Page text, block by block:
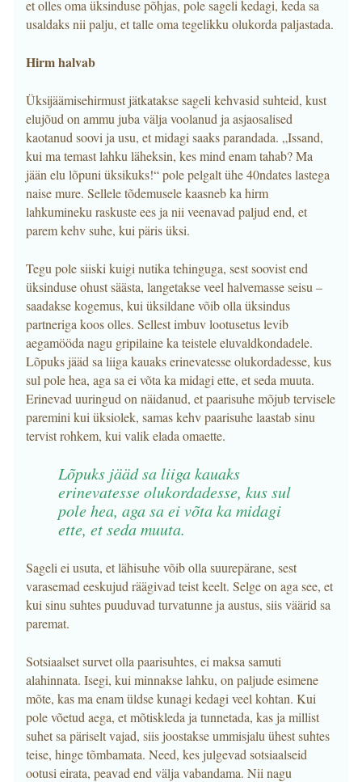
et olles oma üksinduse põhjas, pole sageli kedagi, keda sa
usaldaks nii palju, et talle oma tegelikku olukorda paljastada.
Hirm halvab
Üksijäämisehirmust jätkatakse sageli kehvasid suhteid, kust
elujõud on ammu juba välja voolanud ja asjaosalised
kaotanud soovi ja usu, et midagi saaks parandada. „Issand,
kui ma temast lahku läheksin, kes mind enam tahab? Ma
jään elu lõpuni üksikuks!“ pole pelgalt ühe 40ndates lastega
naise mure. Sellele tõdemusele kaasneb ka hirm
lahkumineku raskuste ees ja nii veenavad paljud end, et
parem kehv suhe, kui päris üksi.
Tegu pole siiski kuigi nutika tehinguga, sest soovist end
üksinduse ohust säästa, langetakse veel halvemasse seisu –
saadakse kogemus, kui üksildane võib olla üksindus
partneriga koos olles. Sellest imbuv lootusetus levib
aegamööda nagu gripilaine ka teistele eluvaldkondadele.
Lõpuks jääd sa liiga kauaks erinevatesse olukordadesse, kus
sul pole hea, aga sa ei võta ka midagi ette, et seda muuta.
Erinevad uuringud on näidanud, et paarisuhe mõjub tervisele
paremini kui üksiolek, samas kehv paarisuhe laastab sinu
tervist rohkem, kui valik elada omaette.
Lõpuks jääd sa liiga kauaks
erinevatesse olukordadesse, kus sul
pole hea, aga sa ei võta ka midagi
ette, et seda muuta.
Sageli ei usuta, et lähisuhe võib olla suurepärane, sest
varasemad eeskujud räägivad teist keelt. Selge on aga see, et
kui sinu suhtes puuduvad turvatunne ja austus, siis väärid sa
paremat.
Sotsiaalset survet olla paarisuhtes, ei maksa samuti
alahinnata. Isegi, kui minnakse lahku, on paljude esimene
mõte, kas ma enam üldse kunagi kedagi veel kohtan. Kui
pole võetud aega, et mõtiskleda ja tunnetada, kas ja millist
suhet sa päriselt vajad, siis joostakse ummisjalu ühest suhtes
teise, hinge tõmbamata. Need, kes julgevad sotsiaalseid
ootusi eirata, peavad end välja vabandama. Nii nagu